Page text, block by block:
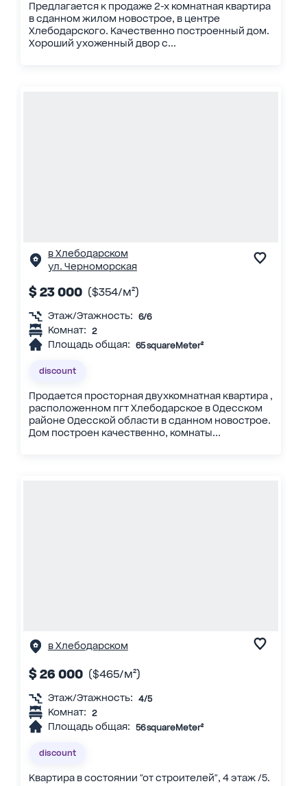
Предлагается к продаже 2-х комнатная квартира
в сданном жилом новострое, в центре
Хлебодарского. Качественно построенный дом.
Хороший ухоженный двор с...
в Хлебодарском
ул. Черноморская
$ 23 000 ($354/м²)
Этаж/Этажность: 6/6
Комнат: 2
Площадь общая: 65 squareMeter²
discount
Продается просторная двухкомнатная квартира ,
расположенном пгт Хлебодарское в Одесском
районе Одесской области в сданном новострое.
Дом построен качественно, комнаты...
в Хлебодарском
$ 26 000 ($465/м²)
Этаж/Этажность: 4/5
Комнат: 2
Площадь общая: 56 squareMeter²
discount
Квартира в состоянии "от строителей", 4 этаж /5.